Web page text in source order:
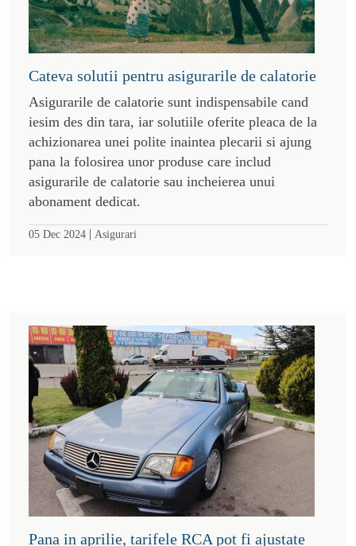
Cateva solutii pentru asigurarile de calatorie
Asigurarile de calatorie sunt indispensabile cand
iesim des din tara, iar solutiile oferite pleaca de la
achizionarea unei polite inaintea plecarii si ajung
pana la folosirea unor produse care includ
asigurarile de calatorie sau incheierea unui
abonament dedicat.
05 Dec 2024 | Asigurari
Pana in aprilie, tarifele RCA pot fi ajustate